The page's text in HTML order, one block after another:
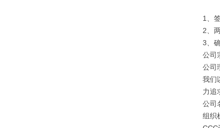
1、
2、
3、
公司
公司
我们
力追
公司
组织